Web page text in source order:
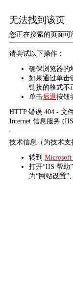
无法找到该页
您正在搜索的页面可
请尝试以下操作：
确保浏览器的
如果通过单击
链接的格式不
单击后退按钮
HTTP 错误 404 - 文
Internet 信息服务
技术信息（为技术支
转到
打开“IIS 帮助
为“网站设置”